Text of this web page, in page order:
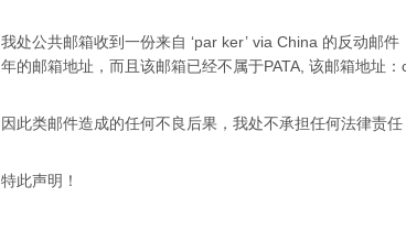
我处公共邮箱收到一份来自 ‘par ker’ via China 的反动邮
年的邮箱地址，而且该邮箱已经不属于PATA, 该邮箱地址：
因此类邮件造成的任何不良后果，我处不承担任何法律责任
特此声明！